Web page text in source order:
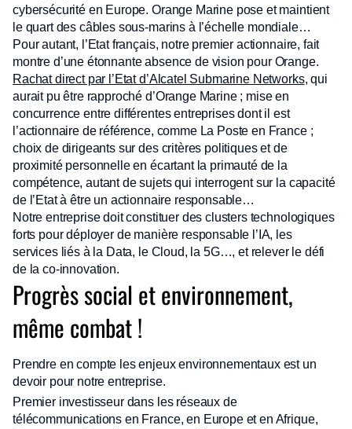
cybersécurité en Europe. Orange Marine pose et maintient
le quart des câbles sous-marins à l’échelle mondiale…
Pour autant, l’Etat français, notre premier actionnaire, fait
montre d’une étonnante absence de vision pour Orange.
Rachat direct par l’Etat d’Alcatel Submarine Networks, qui
aurait pu être rapproché d’Orange Marine ; mise en
concurrence entre différentes entreprises dont il est
l’actionnaire de référence, comme La Poste en France ;
choix de dirigeants sur des critères politiques et de
proximité personnelle en écartant la primauté de la
compétence, autant de sujets qui interrogent sur la capacité
de l’Etat à être un actionnaire responsable…
Notre entreprise doit constituer des clusters technologiques
forts pour déployer de manière responsable l’IA, les
services liés à la Data, le Cloud, la 5G…, et relever le défi
de la co-innovation.
Progrès social et environnement,
même combat !
Prendre en compte les enjeux environnementaux est un
devoir pour notre entreprise.
Premier investisseur dans les réseaux de
télécommunications en France, en Europe et en Afrique,